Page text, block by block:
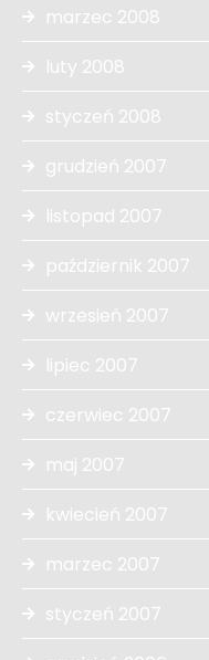
marzec 2008
luty 2008
styczeń 2008
grudzień 2007
listopad 2007
październik 2007
wrzesień 2007
lipiec 2007
czerwiec 2007
maj 2007
kwiecień 2007
marzec 2007
styczeń 2007